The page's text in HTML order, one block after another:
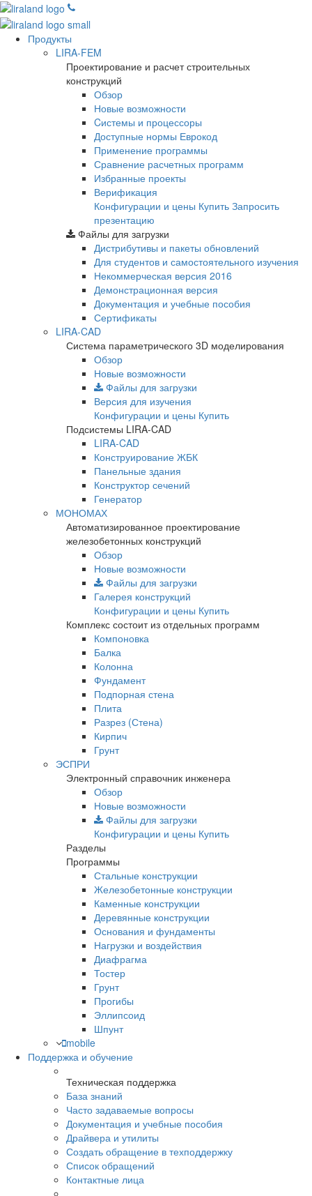
Продукты
LIRA-FEM
Проектирование и расчет строительных
конструкций
Обзор
Новые возможности
Cистемы и процессоры
Доступные нормы Еврокод
Применение программы
Сравнение расчетных программ
Избранные проекты
Верификация
Конфигурации и цены Купить Запросить
презентацию
Файлы для загрузки
Дистрибутивы и пакеты обновлений
Для студентов и самостоятельного изучения
Некоммерческая версия 2016
Демонстрационная версия
Документация и учебные пособия
Сертификаты
LIRA-CAD
Система параметрического 3D моделирования
Обзор
Новые возможности
Файлы для загрузки
Версия для изучения
Конфигурации и цены Купить
Подсистемы LIRA-CAD
LIRA-CAD
Конструирование ЖБК
Панельные здания
Конструктор сечений
Генератор
МОНОМАХ
Автоматизированное проектирование
железобетонных конструкций
Обзор
Новые возможности
Файлы для загрузки
Галерея конструкций
Конфигурации и цены Купить
Комплекс состоит из отдельных программ
Компоновка
Балка
Колонна
Фундамент
Подпорная стена
Плита
Разрез (Стена)
Кирпич
Грунт
ЭСПРИ
Электронный справочник инженера
Обзор
Новые возможности
Файлы для загрузки
Конфигурации и цены Купить
Разделы
Программы
Стальные конструкции
Железобетонные конструкции
Каменные конструкции
Деревянные конструкции
Основания и фундаменты
Нагрузки и воздействия
Диафрагма
Тостер
Грунт
Прогибы
Эллипсоид
Шпунт
mobile
Поддержка и обучение
Техническая поддержка
База знаний
Часто задаваемые вопросы
Документация и учебные пособия
Драйвера и утилиты
Создать обращение в техподдержку
Список обращений
Контактные лица